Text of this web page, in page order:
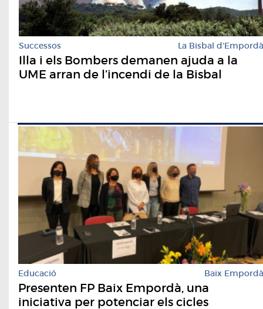
Successos La Bisbal d'Empordà
Illa i els Bombers demanen ajuda a la
UME arran de l’incendi de la Bisbal
Educació Baix Empordà
Presenten FP Baix Empordà, una
iniciativa per potenciar els cicles